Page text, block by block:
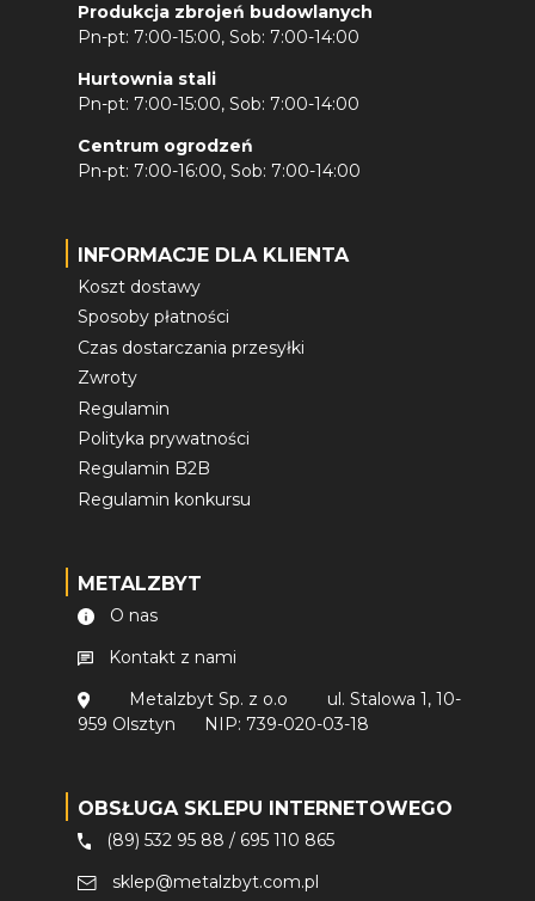
Produkcja zbrojeń budowlanych
Pn-pt: 7:00-15:00, Sob: 7:00-14:00
Hurtownia stali
Pn-pt: 7:00-15:00, Sob: 7:00-14:00
Centrum ogrodzeń
Pn-pt: 7:00-16:00, Sob: 7:00-14:00
INFORMACJE DLA KLIENTA
Koszt dostawy
Sposoby płatności
Czas dostarczania przesyłki
Zwroty
Regulamin
Polityka prywatności
Regulamin B2B
Regulamin konkursu
METALZBYT
O nas
Kontakt z nami
Metalzbyt Sp. z o.o
ul. Stalowa 1, 10-
959 Olsztyn
NIP: 739-020-03-18
OBSŁUGA SKLEPU INTERNETOWEGO
(89) 532 95 88 / 695 110 865
sklep@metalzbyt.com.pl